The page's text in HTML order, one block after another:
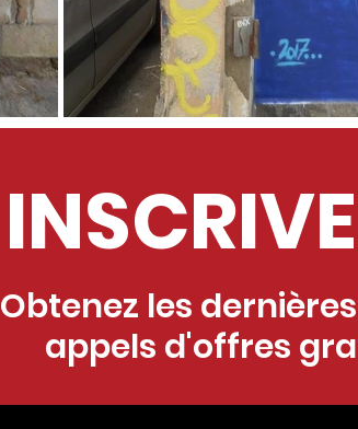
Obtenez les
appels d'offres